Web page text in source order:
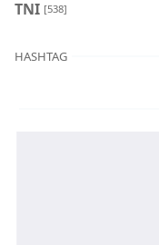
TNI [538]
HASHTAG